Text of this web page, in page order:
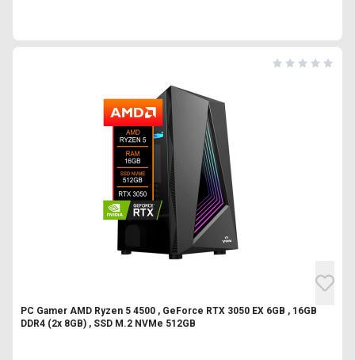
PC Gamer AMD Ryzen 5 4500 , GeForce RTX 3050 EX 6GB , 16GB
DDR4 (2x 8GB) , SSD M.2 NVMe 512GB